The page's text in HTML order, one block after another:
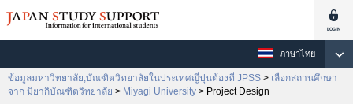
ภาษาไทย
ข้อมูลมหาวิทยาลัย,บัณฑิตวิทยาลัยในประเทศญี่ปุ่นต้องที่ JPSS > เลือกสถานศึกษา
จาก มิยากิบัณฑิตวิทยาลัย > Miyagi University > Project Design